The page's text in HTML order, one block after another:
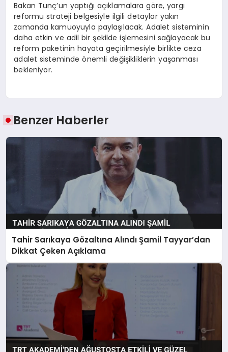
Bakan Tunç’un yaptığı açıklamalara göre, yargı
reformu strateji belgesiyle ilgili detaylar yakın
zamanda kamuoyuyla paylaşılacak. Adalet sisteminin
daha etkin ve adil bir şekilde işlemesini sağlayacak bu
reform paketinin hayata geçirilmesiyle birlikte ceza
adalet sisteminde önemli değişikliklerin yaşanması
bekleniyor.
Benzer Haberler
Tahir Sarıkaya Gözaltına Alındı Şamil Tayyar’dan
Dikkat Çeken Açıklama